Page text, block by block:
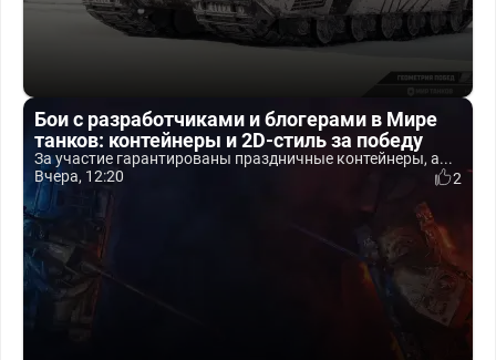
Бои с разработчиками и блогерами в Мире
танков: контейнеры и 2D-стиль за победу
За участие гарантированы праздничные контейнеры, а...
Вчера, 12:20
2